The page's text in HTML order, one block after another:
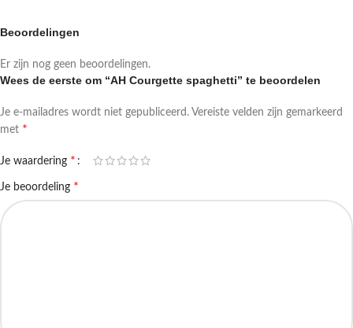
Beoordelingen
Er zijn nog geen beoordelingen.
Wees de eerste om “AH Courgette spaghetti” te beoordelen
Je e-mailadres wordt niet gepubliceerd. Vereiste velden zijn gemarkeerd
met *
Je waardering *
Je beoordeling *